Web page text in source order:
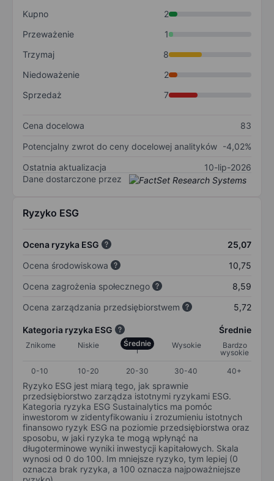
Kupno
2
Przeważenie
1
Trzymaj
8
Niedoważenie
2
Sprzedaż
7
Cena docelowa
83
Potencjalny zwrot do ceny docelowej analityków -4,02%
Ostatnia aktualizacja
10-lip-2026
Dane dostarczone przez
Ryzyko ESG
Ocena ryzyka ESG
25,07
Ocena środowiskowa
10,75
Ocena zagrożenia społecznego
8,59
Ocena zarządzania przedsiębiorstwem
5,72
Kategoria ryzyka ESG Średnie
Znikome Niskie Średnie Wysokie
Bardzo
wysokie
0-10
10-20 20-30 30-40 40+
Ryzyko ESG jest miarą tego, jak sprawnie
przedsiębiorstwo zarządza istotnymi ryzykami ESG.
Kategoria ryzyka ESG Sustainalytics ma pomóc
inwestorom w zidentyfikowaniu i zrozumieniu istotnych
finansowo ryzyk ESG na poziomie przedsiębiorstwa oraz
sposobu, w jaki ryzyka te mogą wpłynąć na
długoterminowe wyniki inwestycji kapitałowych. Skala
wynosi od 0 do 100. Im mniejsze ryzyko, tym lepiej (0
oznacza brak ryzyka, a 100 oznacza najpoważniejsze